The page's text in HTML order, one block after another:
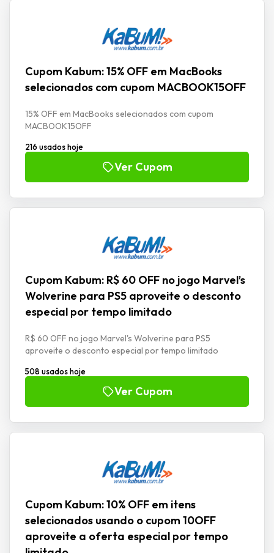
Cupom Kabum: 15% OFF em MacBooks
selecionados com cupom MACBOOK15OFF
15% OFF em MacBooks selecionados com cupom
MACBOOK15OFF
216 usados hoje
Ver Cupom
Cupom Kabum: R$ 60 OFF no jogo Marvel’s
Wolverine para PS5 aproveite o desconto
especial por tempo limitado
R$ 60 OFF no jogo Marvel's Wolverine para PS5
aproveite o desconto especial por tempo limitado
508 usados hoje
Ver Cupom
Cupom Kabum: 10% OFF em itens
selecionados usando o cupom 10OFF
aproveite a oferta especial por tempo